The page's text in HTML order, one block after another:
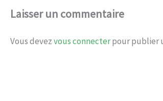
Laisser un commentaire
Vous devezvous connecterpour publier